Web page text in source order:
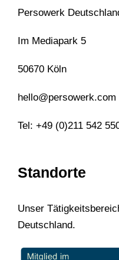
Persowerk
Im Mediapark 5
50670 Köln
hello@persowerk.com
Tel: +49 (0)211 542
Standorte
Unser
Deutschland.